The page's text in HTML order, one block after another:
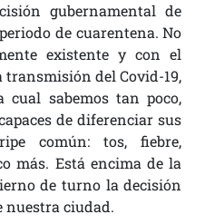
gubernamental de
de cuarentena. No
existente y con el
del Covid-19,
cual sabemos tan poco,
de diferenciar sus
común: tos, fiebre,
más. Está encima de la
de turno la decisión
nuestra ciudad.